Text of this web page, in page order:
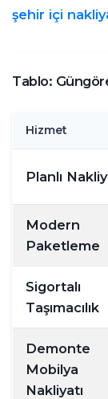
şehir içi
Tablo:
Hizmet
Planlı
Modern
Paketleme
Sigortalı
Taşımacılık
Demonte
Mobilya
Nakliyatı